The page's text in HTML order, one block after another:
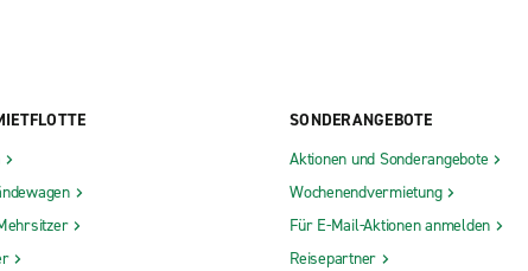
SONDERANGEBOTE
Aktionen und Sonderangebote
Wochenendvermietung
Für E-Mail-Aktionen anmelden
Reisepartner